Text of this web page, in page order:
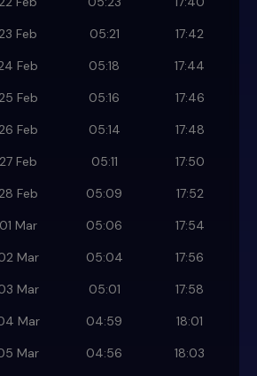
23 Feb 05:21
17:42
Feb 05:18
17:44
25 Feb 05:16
17:46
26 Feb 05:14
17:48
27 Feb 05:11
17:50
28 Feb 05:09
17:52
01 Mar 05:06
17:54
Mar 05:04
17:56
Mar 05:01
17:58
Mar 04:59
18:01
Mar 04:56
18:03